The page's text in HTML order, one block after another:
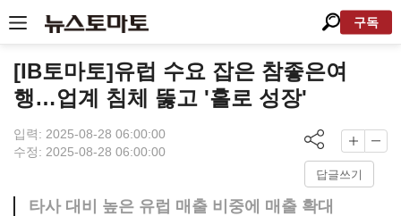
구독
[IB토마토]유럽 수요 잡은 참좋은여
행…업계 침체 뚫고 '홀로 성장'
입력: 2025-08-28 06:00:00
수정: 2025-08-28 06:00:00
답글쓰기
타사 대비 높은 유럽 매출 비중에 매출 확대